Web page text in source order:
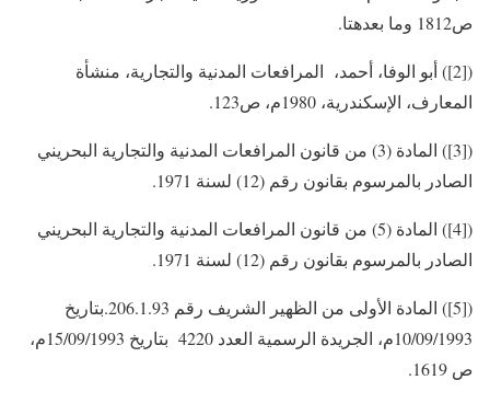
ص1812 وما بعدهتا.
([2]) أبو الوفا، أحمد، المرافعات المدنية والتجارية، منشأة
المعارف، الإسكندرية، 1980م، ص123.
([3]) المادة (3) من قانون المرافعات المدنية والتجارية البحريني
الصادر بالمرسوم بقانون رقم (12) لسنة 1971.
([4]) المادة (5) من قانون المرافعات المدنية والتجارية البحريني
الصادر بالمرسوم بقانون رقم (12) لسنة 1971.
([5]) المادة الأولى من الظهير الشريف رقم 206.1.93.بتاريخ
10/09/1993م، الجريدة الرسمية العدد 4220 بتاريخ 15/09/1993م،
ص 1619.